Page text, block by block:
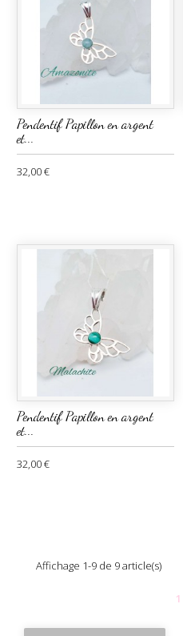
Pendentif Papillon en argent
et...
32,00 €
Pendentif Papillon en argent
et...
32,00 €
Affichage 1-9 de 9 article(s)
1